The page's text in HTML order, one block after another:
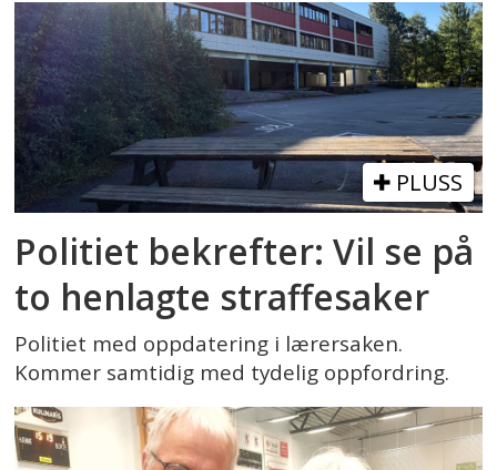
PLUSS
Politiet bekrefter: Vil se på
to henlagte straffesaker
Politiet med oppdatering i lærersaken.
Kommer samtidig med tydelig oppfordring.